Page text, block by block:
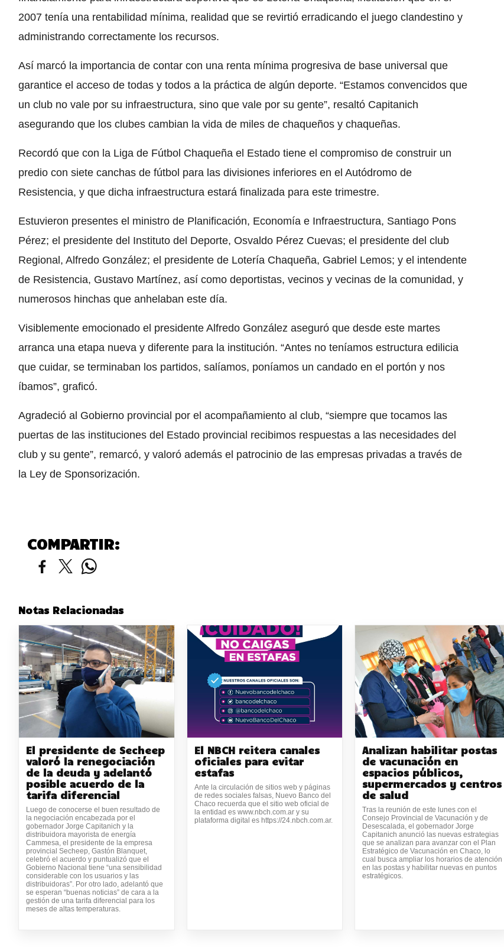
2007 tenía una rentabilidad mínima, realidad que se revirtió erradicando el juego clandestino y
administrando correctamente los recursos.
Así marcó la importancia de contar con una renta mínima progresiva de base universal que
garantice el acceso de todas y todos a la práctica de algún deporte. “Estamos convencidos que
un club no vale por su infraestructura, sino que vale por su gente”, resaltó Capitanich
asegurando que los clubes cambian la vida de miles de chaqueños y chaqueñas.
Recordó que con la Liga de Fútbol Chaqueña el Estado tiene el compromiso de construir un
predio con siete canchas de fútbol para las divisiones inferiores en el Autódromo de
Resistencia, y que dicha infraestructura estará finalizada para este trimestre.
Estuvieron presentes el ministro de Planificación, Economía e Infraestructura, Santiago Pons
Pérez; el presidente del Instituto del Deporte, Osvaldo Pérez Cuevas; el presidente del club
Regional, Alfredo González; el presidente de Lotería Chaqueña, Gabriel Lemos; y el intendente
de Resistencia, Gustavo Martínez, así como deportistas, vecinos y vecinas de la comunidad, y
numerosos hinchas que anhelaban este día.
Visiblemente emocionado el presidente Alfredo González aseguró que desde este martes
arranca una etapa nueva y diferente para la institución. “Antes no teníamos estructura edilicia
que cuidar, se terminaban los partidos, salíamos, poníamos un candado en el portón y nos
íbamos”, graficó.
Agradeció al Gobierno provincial por el acompañamiento al club, “siempre que tocamos las
puertas de las instituciones del Estado provincial recibimos respuestas a las necesidades del
club y su gente”, remarcó, y valoró además el patrocinio de las empresas privadas a través de
la Ley de Sponsorización.
COMPARTIR:
Notas Relacionadas
El presidente de Secheep
valoró la renegociación
de la deuda y adelantó
posible acuerdo de la
tarifa diferencial
Luego de conocerse el buen resultado de
la negociación encabezada por el
gobernador Jorge Capitanich y la
distribuidora mayorista de energía
Cammesa, el presidente de la empresa
provincial Secheep, Gastón Blanquet,
celebró el acuerdo y puntualizó que el
Gobierno Nacional tiene “una sensibilidad
considerable con los usuarios y las
distribuidoras”. Por otro lado, adelantó que
se esperan “buenas noticias” de cara a la
gestión de una tarifa diferencial para los
meses de altas temperaturas.
El NBCH reitera canales
oficiales para evitar
estafas
Ante la circulación de sitios web y páginas
de redes sociales falsas, Nuevo Banco del
Chaco recuerda que el sitio web oficial de
la entidad es www.nbch.com.ar y su
plataforma digital es https://24.nbch.com.ar.
Analizan habilitar postas
de vacunación en
espacios públicos,
supermercados y centros
de salud
Tras la reunión de este lunes con el
Consejo Provincial de Vacunación y de
Desescalada, el gobernador Jorge
Capitanich anunció las nuevas estrategias
que se analizan para avanzar con el Plan
Estratégico de Vacunación en Chaco, lo
cual busca ampliar los horarios de atención
en las postas y habilitar nuevas en puntos
estratégicos.